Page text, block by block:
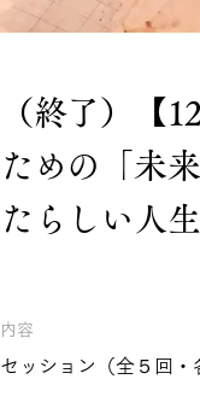
（終了）【
ための「未
たらしい人
内容
セッション（全５回・